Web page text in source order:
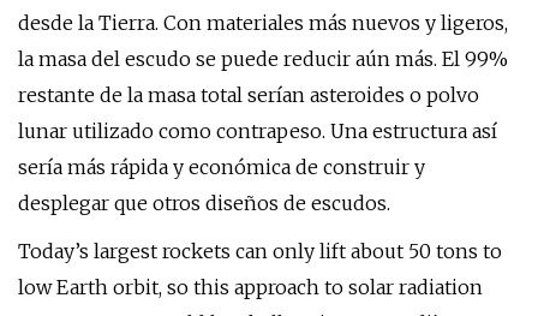
desde la Tierra. Con materiales más nuevos y ligeros,
la masa del escudo se puede reducir aún más. El 99%
restante de la masa total serían asteroides o polvo
lunar utilizado como contrapeso. Una estructura así
sería más rápida y económica de construir y
desplegar que otros diseños de escudos.
Today’s largest rockets can only lift about 50 tons to
low Earth orbit, so this approach to solar radiation